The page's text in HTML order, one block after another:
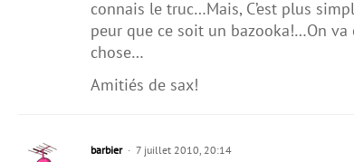
connais le truc…Mais, C’est plus
peur que ce soit un bazooka!…On
chose…
Amitiés de sax!
barbier 7 juillet 2010, 20:14